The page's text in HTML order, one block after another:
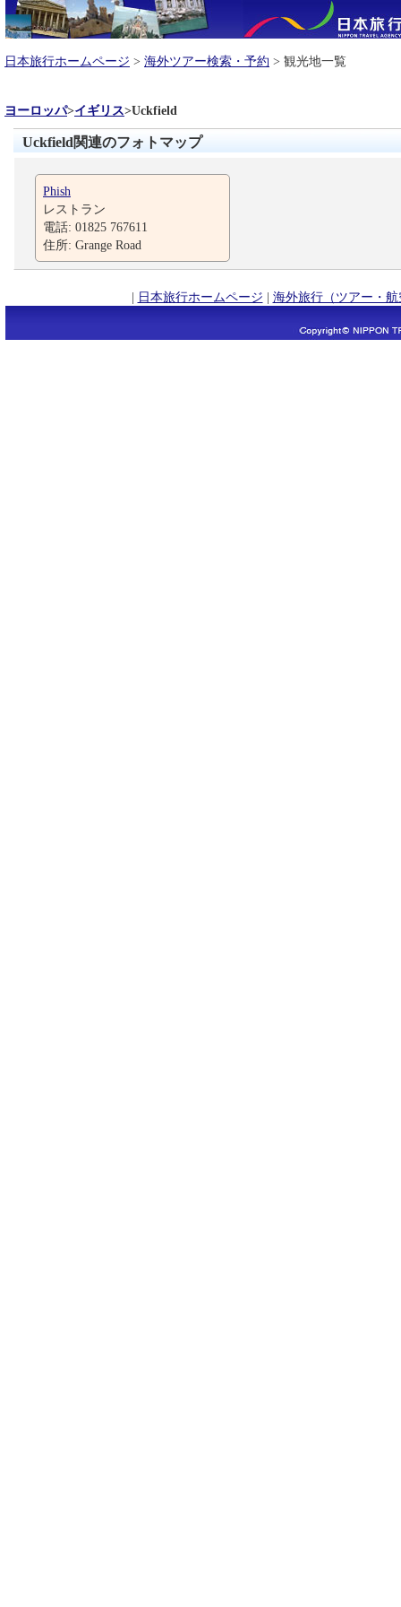
日本旅行ホームページ > 海外ツアー検索・予約 > 観光地一覧
ヨーロッパ>イギリス>Uckfield
Uckfield関連のフォトマップ
Phish
レストラン
電話: 01825 767611
住所: Grange Road
| 日本旅行ホームページ | 海外旅行（ツアー・航